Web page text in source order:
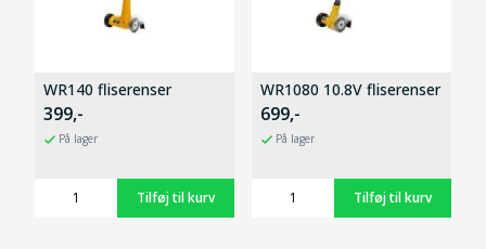
WR140 fliserenser
399,-
På lager
WR1080 10.8V fliserenser
699,-
På lager